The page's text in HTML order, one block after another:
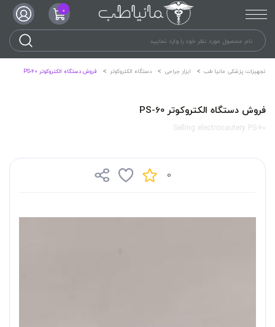
0
تجهیزات پزشکی مانیا طب ابزار جراحی دستگاه الکتروکوتر فروش دستگاه الکتروکوتر PS-60
فروش دستگاه الکتروکوتر PS-60
Selling electrocautery PS-60
0